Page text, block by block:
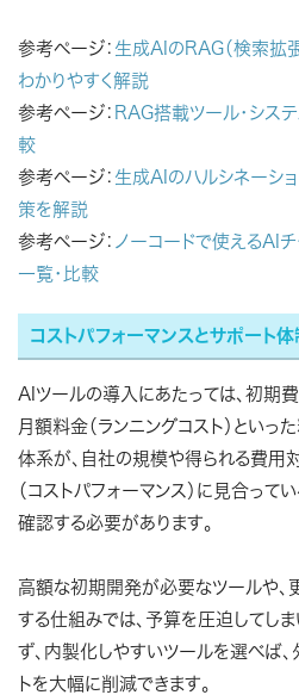
参考ページ： 生成AIのRAG（検索拡
わかりやすく解説
参考ページ： RAG搭載ツール・シス
較
参考ページ： 生成AIのハルシネーシ
策を解説
参考ページ： ノーコードで使えるAIチ
一覧・比較
コストパフォーマンスとサポート体
AIツールの導入にあたっては、初期
月額料金（ランニングコスト）といっ
体系が、自社の規模や得られる費用
（コストパフォーマンス）に見合って
確認する必要があります。
高額な初期開発が必要なツールや
する仕組みでは、予算を圧迫してし
ず、内製化しやすいツールを選べば
トを大幅に削減できます。